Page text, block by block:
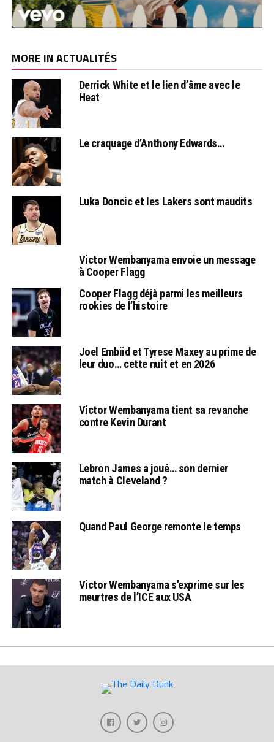
MORE IN ACTUALITÉS
Derrick White et le lien d’âme avec le
Heat
Le craquage d’Anthony Edwards…
Luka Doncic et les Lakers sont maudits
Victor Wembanyama envoie un message
à Cooper Flagg
Cooper Flagg déjà parmi les meilleurs
rookies de l’histoire
Joel Embiid et Tyrese Maxey au prime de
leur duo… cette nuit et en 2026
Victor Wembanyama tient sa revanche
contre Kevin Durant
Lebron James a joué… son dernier
match à Cleveland ?
Quand Paul George remonte le temps
Victor Wembanyama s’exprime sur les
meurtres de l’ICE aux USA